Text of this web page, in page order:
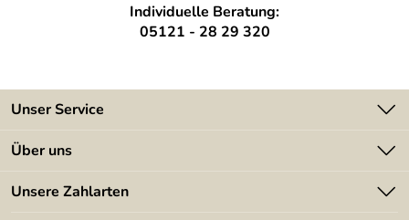
Individuelle Beratung:
05121 - 28 29 320
Unser Service
Kontakt
Kundeninformationen
Über uns
Angebote
Unsere Zahlarten